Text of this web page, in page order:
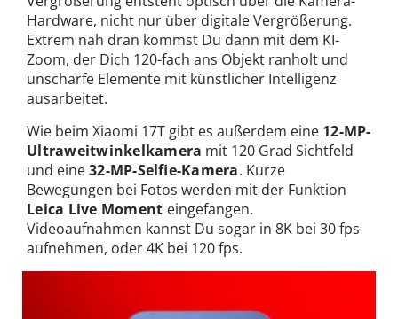
Hardware, nicht nur über digitale Vergrößerung.
Extrem nah dran kommst Du dann mit dem KI-
Zoom, der Dich 120-fach ans Objekt ranholt und
unscharfe Elemente mit künstlicher Intelligenz
ausarbeitet.
Wie beim Xiaomi 17T gibt es außerdem eine 12-MP-
Ultraweitwinkelkamera mit 120 Grad Sichtfeld
und eine32-MP-Selfie-Kamera. Kurze
Bewegungen bei Fotos werden mit der Funktion
Leica Live Moment eingefangen.
Videoaufnahmen kannst Du sogar in 8K bei 30 fps
aufnehmen, oder 4K bei 120 fps.